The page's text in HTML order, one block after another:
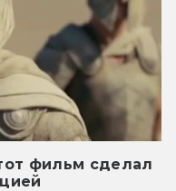
фильм сделал